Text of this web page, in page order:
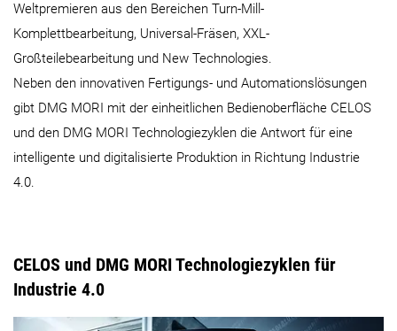
Weltpremieren aus den Bereichen Turn-Mill-
Komplettbearbeitung, Universal-Fräsen, XXL-
Großteilebearbeitung und New Technologies.
Neben den innovativen Fertigungs- und Automationslösungen
gibt DMG MORI mit der einheitlichen Bedienoberfläche CELOS
und den DMG MORI Technologiezyklen die Antwort für eine
intelligente und digitalisierte Produktion in Richtung Industrie
4.0.
CELOS und DMG MORI Technologiezyklen für
Industrie 4.0